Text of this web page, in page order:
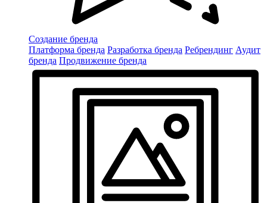
Создание бренда
Платформа бренда Разработка бренда Ребрендинг Аудит
бренда Продвижение бренда